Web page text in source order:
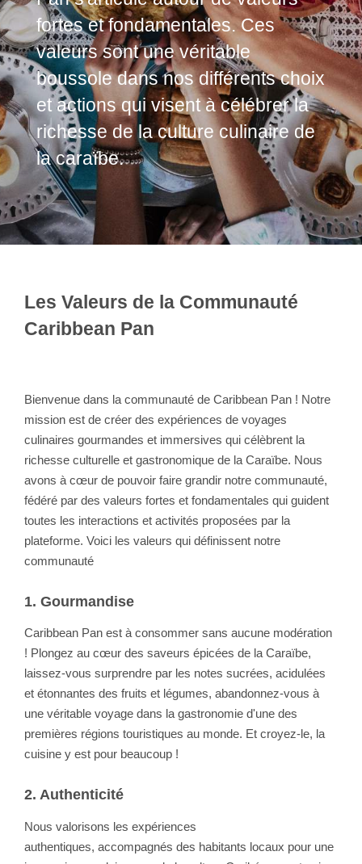
fortes et fondamentales. Ces
valeurs sont une véritable
boussole dans nos différents choix
et actions qui visent à célébrer la
richesse de la culture culinaire de
la caraïbe.
Les Valeurs de la Communauté
Caribbean Pan
Bienvenue dans la communauté de Caribbean Pan ! Notre
mission est de créer des expériences de voyages
culinaires gourmandes et immersives qui célèbrent la
richesse culturelle et gastronomique de la Caraïbe. Nous
avons à cœur de pouvoir faire grandir notre communauté,
fédéré par des valeurs fortes et fondamentales qui guident
toutes les interactions et activités proposées par la
plateforme. Voici les valeurs qui définissent notre
communauté
1. Gourmandise
Caribbean Pan est à consommer sans aucune modération
! Plongez au cœur des saveurs épicées de la Caraïbe,
laissez-vous surprendre par les notes sucrées, acidulées
et étonnantes des fruits et légumes, abandonnez-vous à
une véritable voyage dans la gastronomie d'une des
premières régions touristiques au monde. Et croyez-le, la
cuisine y est pour beaucoup !
2. Authenticité
Nous valorisons les expériences
authentiques, accompagnés des habitants locaux pour une